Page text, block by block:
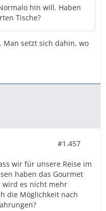
hin will. Haben
Tische?
Man setzt sich dahin, wo
#1.457
wir für unsere Reise im
haben das Gourmet
wird es nicht mehr
die Möglichkeit nach